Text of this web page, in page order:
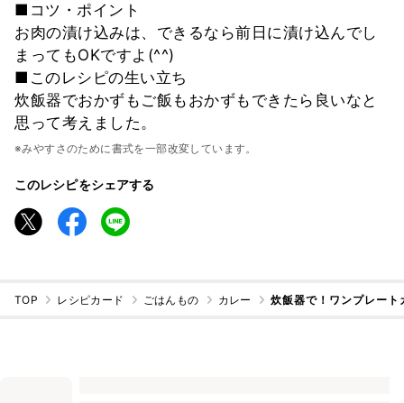
■コツ・ポイント
お肉の漬け込みは、できるなら前日に漬け込んでし
まってもOKですよ(^^)
■このレシピの生い立ち
炊飯器でおかずもご飯もおかずもできたら良いなと
思って考えました。
※みやすさのために書式を一部改変しています。
このレシピをシェアする
TOP レシピカード ごはんもの カレー 炊飯器で！ワンプレート